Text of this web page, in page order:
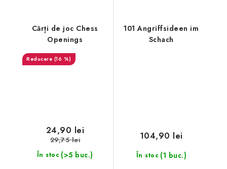
Cărți de joc Chess
Openings
(16 %)
În stoc (>5 buc.)
24,90 lei
29,75 lei
101 Angriffsideen im
Schach
În stoc (1 buc.)
104,90 lei